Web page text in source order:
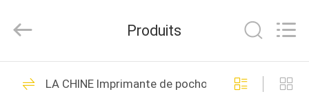
MAISON
CHARMHIGH
TECHNOLOGY
Rights
74
Produits
LA CHINE Imprimante de pochoir